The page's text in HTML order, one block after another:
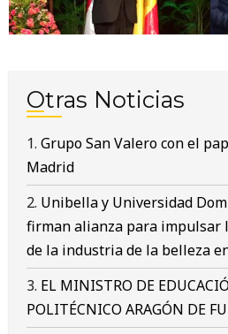
Otras Noticias
Grupo San Valero con el
Madrid
Unibella y Universidad
firman alianza para impulsar
de la industria de la belleza
EL MINISTRO DE
POLITÉCNICO ARAGÓN DE